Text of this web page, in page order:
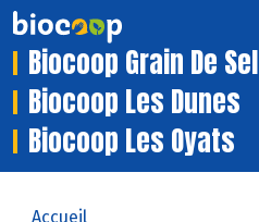
Biocoop Grain De Sel
Biocoop Les Dunes
Biocoop Les Oyats
Accueil